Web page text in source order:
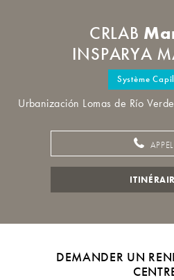
CRLAB
INSPARYA
Système
Urbanización Lomas de Río
APPEL
DEMANDER UN